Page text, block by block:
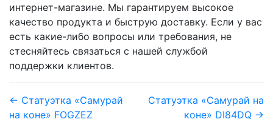
интернет-магазине. Мы гарантируем высокое
качество продукта и быструю доставку. Если у вас
есть какие-либо вопросы или требования, не
стесняйтесь связаться с нашей службой
поддержки клиентов.
← Статуэтка «Самурай
на коне» FOGZEZ
Статуэтка «Самурай на
коне» DI84DQ →